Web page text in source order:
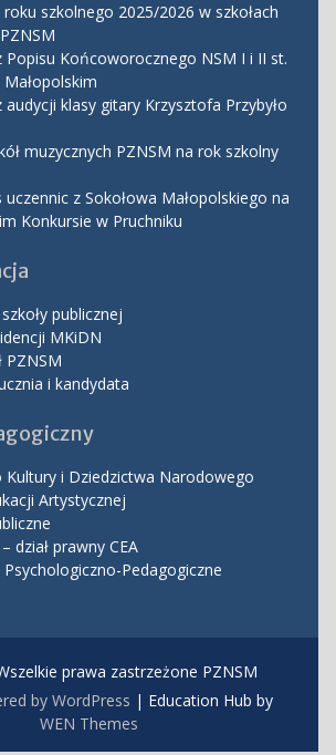
szkolnego 2025/2026 w szkołach
Popisu Końcoworocznego NSM I i II st.
klasy gitary Krzysztofa Przybyło
muzycznych PZNSM na rok szkolny
uczennic z Sokołowa Małopolskiego na
Konkursie w Pruchniku
publicznej
MKiDN
PZNSM
i kandydata
Kultury i Dziedzictwa Narodowego
Artystycznej
dział prawny CEA
Pedagogiczne
prawa zastrzeżone PZNSM
by WordPress | Education Hub by
WEN Themes